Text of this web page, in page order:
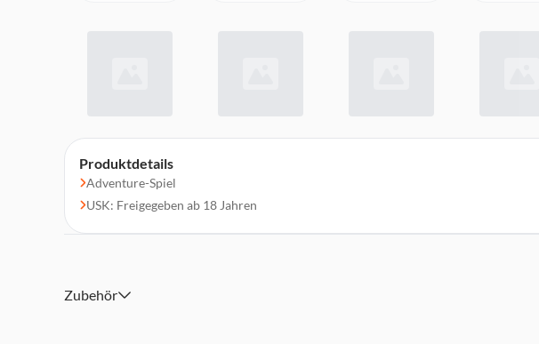
Produktdetails
Adventure-Spiel
USK: Freigegeben ab 18 Jahren
Zubehör